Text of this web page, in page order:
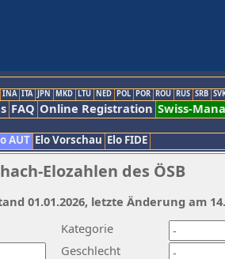
INA ITA JPN MKD LTU NED POL POR ROU RUS SRB
FAQ Online Registration Swiss-
AUT Elo Vorschau Elo FIDE
Elozahlen des ÖSB
Kategorie
Geschlecht
01.01.2026, letzte Änderung am